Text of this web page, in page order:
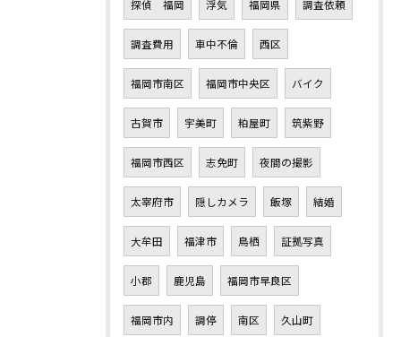
探偵 福岡 浮気 福岡県 調査依頼
調査費用 車中不倫 西区
福岡市南区 福岡市中央区 バイク
古賀市 宇美町 粕屋町 筑紫野
福岡市西区 志免町 夜間の撮影
太宰府市 隠しカメラ 飯塚 結婚
大牟田 福津市 鳥栖 証拠写真
小郡 鹿児島 福岡市早良区
福岡市内 調停 南区 久山町